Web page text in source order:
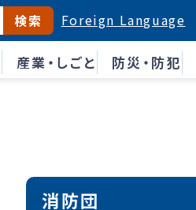
産業・しごと 防災・防犯
検索 Foreign Language
消防団